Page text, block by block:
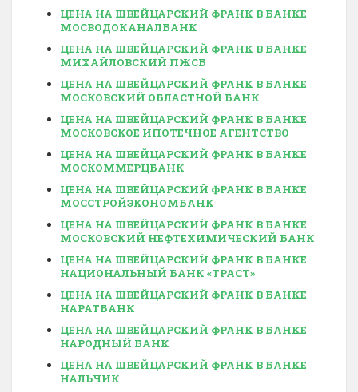
ЦЕНА НА ШВЕЙЦАРСКИЙ ФРАНК В БАНКЕ
МОСВОДОКАНАЛБАНК
ЦЕНА НА ШВЕЙЦАРСКИЙ ФРАНК В БАНКЕ
МИХАЙЛОВСКИЙ ПЖСБ
ЦЕНА НА ШВЕЙЦАРСКИЙ ФРАНК В БАНКЕ
МОСКОВСКИЙ ОБЛАСТНОЙ БАНК
ЦЕНА НА ШВЕЙЦАРСКИЙ ФРАНК В БАНКЕ
МОСКОВСКОЕ ИПОТЕЧНОЕ АГЕНТСТВО
ЦЕНА НА ШВЕЙЦАРСКИЙ ФРАНК В БАНКЕ
МОСКОММЕРЦБАНК
ЦЕНА НА ШВЕЙЦАРСКИЙ ФРАНК В БАНКЕ
МОССТРОЙЭКОНОМБАНК
ЦЕНА НА ШВЕЙЦАРСКИЙ ФРАНК В БАНКЕ
МОСКОВСКИЙ НЕФТЕХИМИЧЕСКИЙ БАНК
ЦЕНА НА ШВЕЙЦАРСКИЙ ФРАНК В БАНКЕ
НАЦИОНАЛЬНЫЙ БАНК «ТРАСТ»
ЦЕНА НА ШВЕЙЦАРСКИЙ ФРАНК В БАНКЕ
НАРАТБАНК
ЦЕНА НА ШВЕЙЦАРСКИЙ ФРАНК В БАНКЕ
НАРОДНЫЙ БАНК
ЦЕНА НА ШВЕЙЦАРСКИЙ ФРАНК В БАНКЕ
НАЛЬЧИК